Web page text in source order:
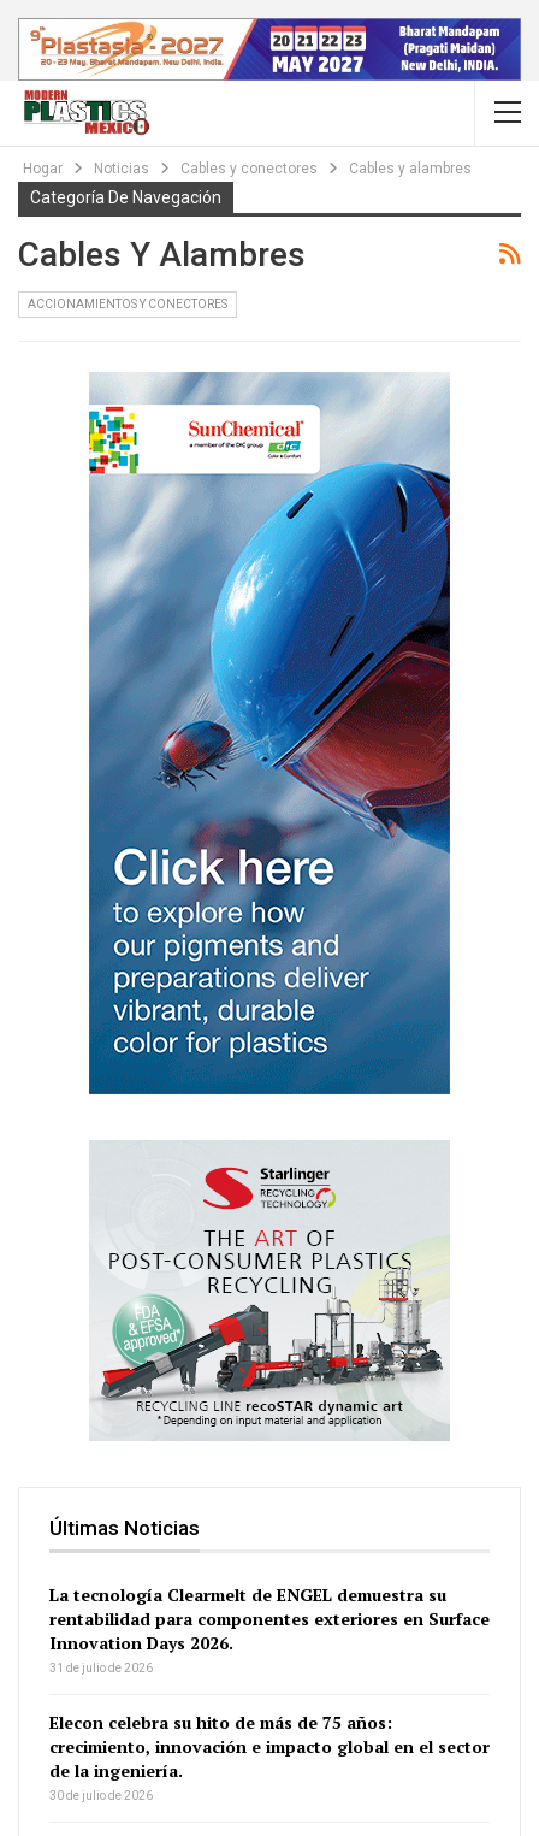
Hogar Noticias Cables y conectores Cables y alambres
Categoría De Navegación
Cables Y Alambres
ACCIONAMIENTOS Y CONECTORES
Últimas Noticias
La tecnología Clearmelt de ENGEL demuestra su
rentabilidad para componentes exteriores en Surface
Innovation Days 2026.
31 de julio de 2026
Elecon celebra su hito de más de 75 años:
crecimiento, innovación e impacto global en el sector
de la ingeniería.
30 de julio de 2026